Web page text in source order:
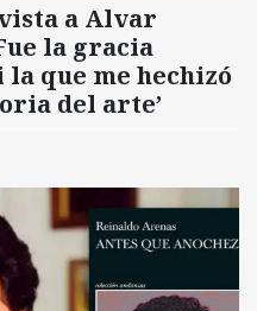
a Alvar
la gracia
que me hechizó
del arte’